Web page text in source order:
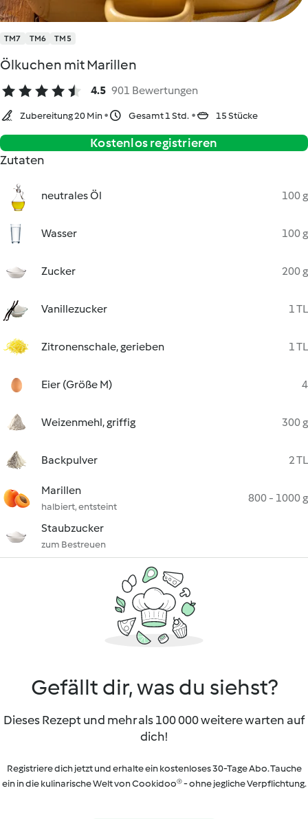
TM7 TM6 TM5
Ölkuchen mit Marillen
4.5 901 Bewertungen
Zubereitung 20 Min Gesamt 1 Std. 15 Stücke
Kostenlos registrieren
Zutaten
neutrales Öl 100 g
Wasser 100 g
Zucker 200 g
Vanillezucker 1 TL
Zitronenschale, gerieben 1 TL
Eier (Größe M) 4
Weizenmehl, griffig 300 g
Backpulver 2 TL
Marillen
halbiert, entsteint
800 - 1000 g
Staubzucker
zum Bestreuen
Gefällt dir, was du siehst?
Dieses Rezept und mehr als 100 000 weitere warten auf
dich!
Registriere dich jetzt und erhalte ein kostenloses 30-Tage Abo. Tauche
ein in die kulinarische Welt von Cookidoo® - ohne jegliche Verpflichtung.